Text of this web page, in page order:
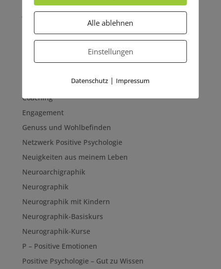
Juni 2021
Coaching
Engagement
Genuss und Wohlbefinden
Netzwerk Positive Psychologie
Neuigkeiten aus meinem Leben
Neuroarchigraphik
Neurographik
Neurographik mit Kindern
Neurographik-Basiskurs
Neurographik-Kurse
P – Positive Emotionen
Positive Psychologie – Gut zu Wissen
Alle ablehnen
Einstellungen
Datenschutz | Impressum